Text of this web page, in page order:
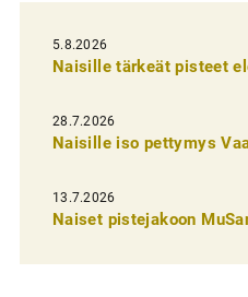
e
l
i
e
n
e
5.8.2026
Naisille tärkeät pisteet
28.7.2026
Naisille iso pettymys
13.7.2026
Naiset pistejakoon